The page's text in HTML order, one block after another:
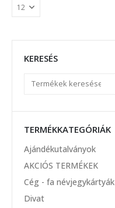
KERESÉS
TERMÉKKATEGÓRIÁK
Ajándékutalványok
AKCIÓS TERMÉKEK
Cég - fa névjegykártyák
Divat